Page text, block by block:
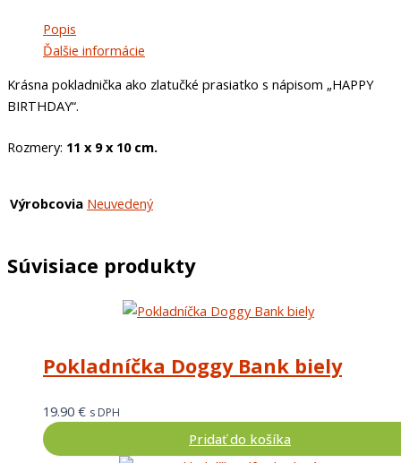
Popis
Ďalšie informácie
Krásna pokladnička ako zlatučké prasiatko s nápisom „HAPPY
BIRTHDAY“.
Rozmery: 11 x 9 x 10 cm.
Výrobcovia Neuvedený
Súvisiace produkty
Pokladníčka Doggy Bank biely
19.90 € s DPH
Pridať do košíka